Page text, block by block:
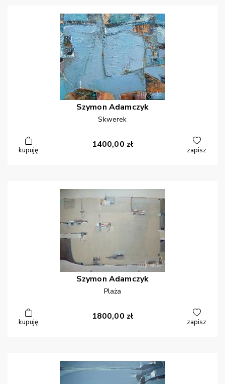
Szymon Adamczyk
Skwerek
kupuję
1400,00 zł
zapisz
Szymon Adamczyk
Plaża
kupuję
1800,00 zł
zapisz